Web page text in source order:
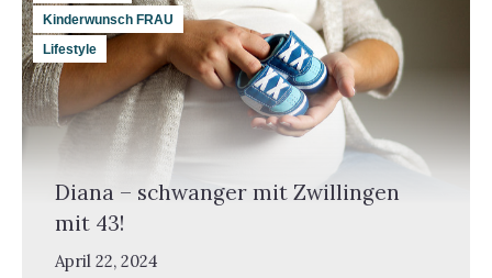
Kinderwunsch FRAU
Lifestyle
Diana – schwanger mit Zwillingen
mit 43!
April 22, 2024